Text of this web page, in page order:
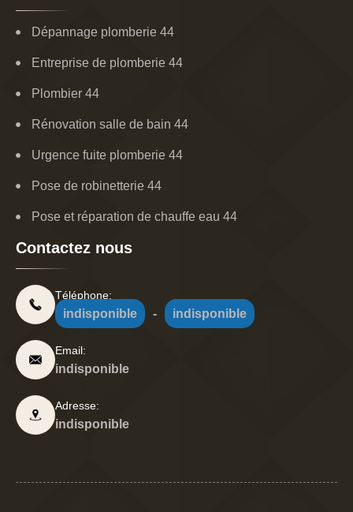
Dépannage plomberie 44
Entreprise de plomberie 44
Plombier 44
Rénovation salle de bain 44
Urgence fuite plomberie 44
Pose de robinetterie 44
Pose et réparation de chauffe eau 44
Contactez nous
Téléphone:
indisponible - indisponible
Email:
indisponible
Adresse:
indisponible